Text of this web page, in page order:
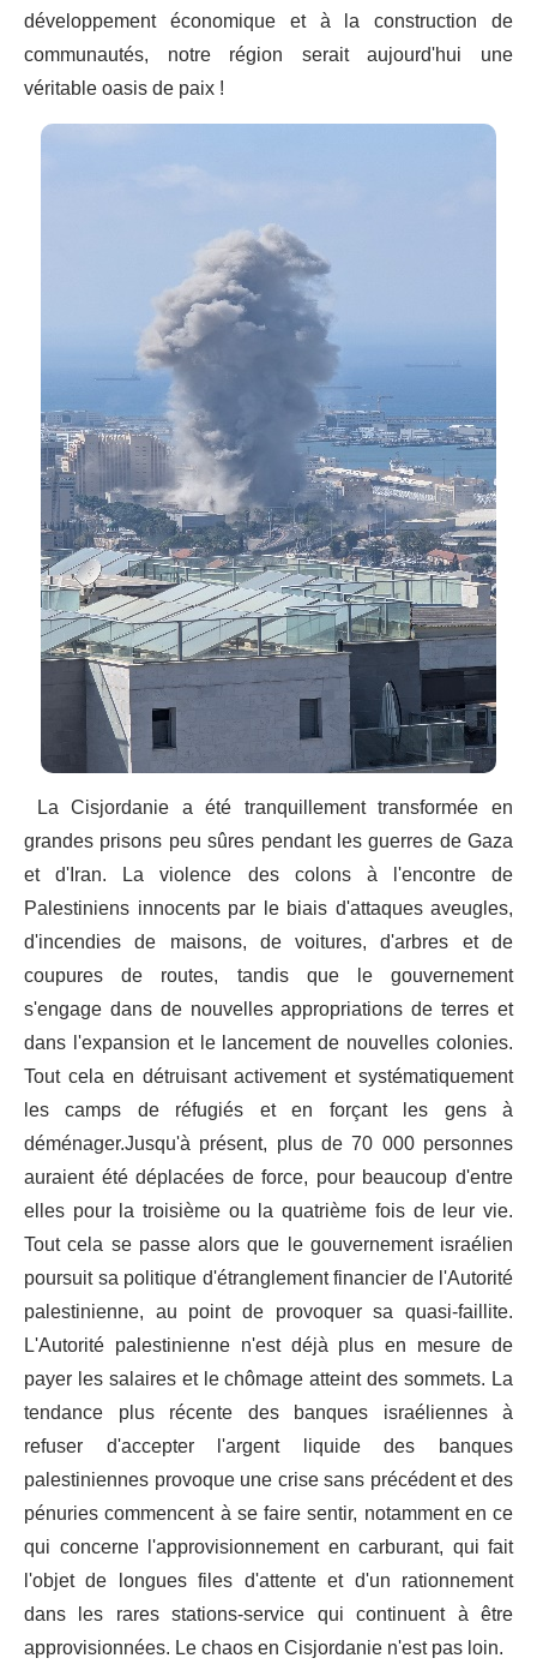
développement économique et à la construction de
communautés, notre région serait aujourd'hui une
véritable oasis de paix !
La Cisjordanie a été tranquillement transformée en
grandes prisons peu sûres pendant les guerres de Gaza
et d'Iran. La violence des colons à l'encontre de
Palestiniens innocents par le biais d'attaques aveugles,
d'incendies de maisons, de voitures, d'arbres et de
coupures de routes, tandis que le gouvernement
s'engage dans de nouvelles appropriations de terres et
dans l'expansion et le lancement de nouvelles colonies.
Tout cela en détruisant activement et systématiquement
les camps de réfugiés et en forçant les gens à
déménager.Jusqu'à présent, plus de 70 000 personnes
auraient été déplacées de force, pour beaucoup d'entre
elles pour la troisième ou la quatrième fois de leur vie.
Tout cela se passe alors que le gouvernement israélien
poursuit sa politique d'étranglement financier de l'Autorité
palestinienne, au point de provoquer sa quasi-faillite.
L'Autorité palestinienne n'est déjà plus en mesure de
payer les salaires et le chômage atteint des sommets. La
tendance plus récente des banques israéliennes à
refuser d'accepter l'argent liquide des banques
palestiniennes provoque une crise sans précédent et des
pénuries commencent à se faire sentir, notamment en ce
qui concerne l'approvisionnement en carburant, qui fait
l'objet de longues files d'attente et d'un rationnement
dans les rares stations-service qui continuent à être
approvisionnées. Le chaos en Cisjordanie n'est pas loin.